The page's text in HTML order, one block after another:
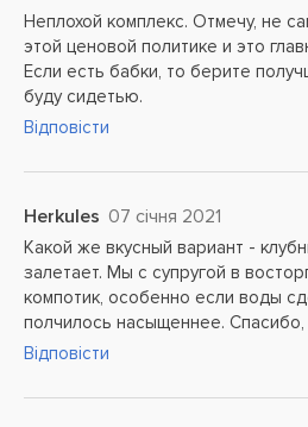
Неплохой комплекс. Отмечу, не
этой ценовой политике и это
Если есть бабки, то берите
буду сидетью.
Відповісти
Herkules 07 січня 2021
Какой же вкусный вариант -
залетает. Мы с супругой в
компотик, особенно если воды
полчилось насыщеннее. Спасибо,
Відповісти